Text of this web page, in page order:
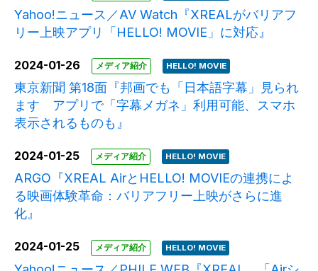
Yahoo!ニュース／AV Watch『XREALがバリアフ
リー上映アプリ「HELLO! MOVIE」に対応』
2024-01-26 メディア紹介 HELLO! MOVIE
東京新聞 第18面『邦画でも「日本語字幕」見られ
ます アプリで「字幕メガネ」利用可能、スマホ
表示されるものも』
2024-01-25 メディア紹介 HELLO! MOVIE
ARGO『XREAL AirとHELLO! MOVIEの連携によ
る映画体験革命：バリアフリー上映がさらに進
化』
2024-01-25 メディア紹介 HELLO! MOVIE